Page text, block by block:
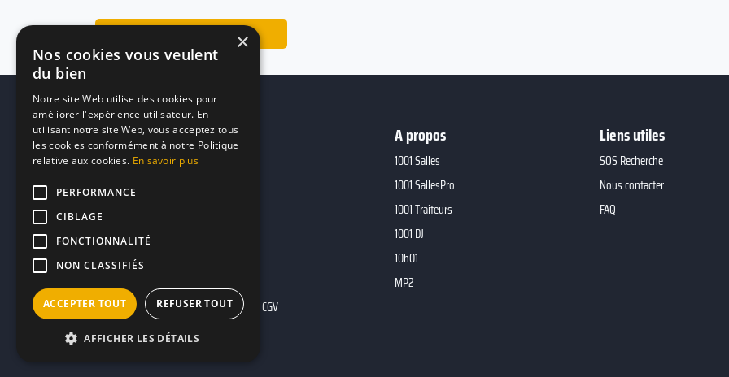
Trouver le lieu idéal
Mentions légales CGU CGV
A propos
1001 Salles
1001 SallesPro
1001 Traiteurs
1001 DJ
10h01
MP2
Liens utiles
SOS Recherche
Nous contacter
FAQ
×
Nos cookies vous veulent
du bien
Notre site Web utilise des cookies pour
améliorer l'expérience utilisateur. En
utilisant notre site Web, vous acceptez tous
les cookies conformément à notre Politique
relative aux cookies. En savoir plus
PERFORMANCE
CIBLAGE
FONCTIONNALITÉ
NON CLASSIFIÉS
ACCEPTER TOUT REFUSER TOUT
AFFICHER LES DÉTAILS